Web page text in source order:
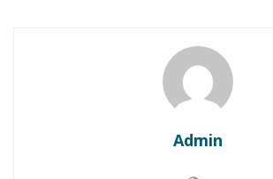
Admin